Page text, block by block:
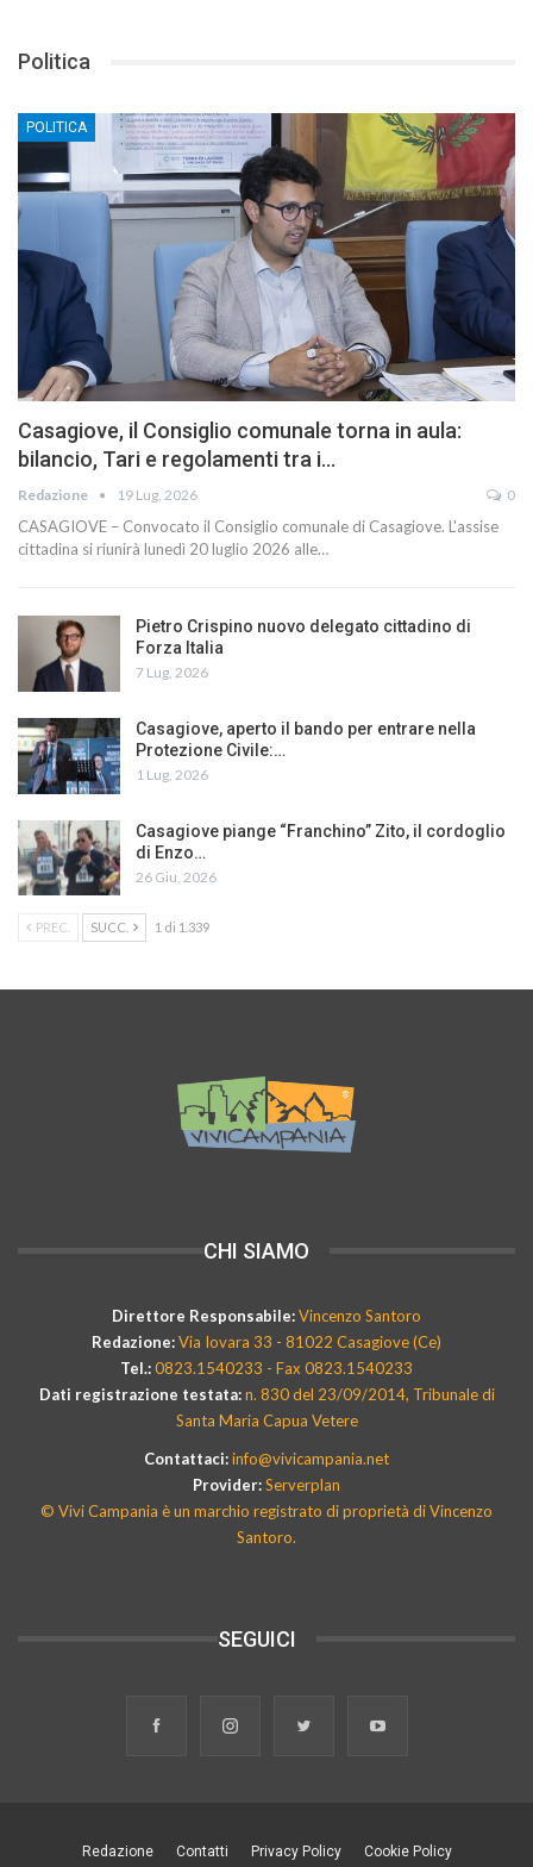
Politica
POLITICA
Casagiove, il Consiglio comunale torna in aula:
bilancio, Tari e regolamenti tra i…
Redazione 19 Lug, 2026 0
CASAGIOVE – Convocato il Consiglio comunale di Casagiove. L'assise
cittadina si riunirà lunedì 20 luglio 2026 alle…
Pietro Crispino nuovo delegato cittadino di
Forza Italia
7 Lug, 2026
Casagiove, aperto il bando per entrare nella
Protezione Civile:…
1 Lug, 2026
Casagiove piange “Franchino” Zito, il cordoglio
di Enzo…
26 Giu, 2026
PREC. SUCC. 1 di 1.339
CHI SIAMO
Direttore Responsabile:Vincenzo Santoro
Redazione:Via Iovara 33 - 81022 Casagiove (Ce)
Tel.:0823.1540233 - Fax 0823.1540233
Dati registrazione testata:n. 830 del 23/09/2014, Tribunale di
Santa Maria Capua Vetere
Contattaci:info@vivicampania.net
Provider:Serverplan
© Vivi Campania è un marchio registrato di proprietà di Vincenzo
Santoro.
SEGUICI
Redazione Contatti Privacy Policy Cookie Policy